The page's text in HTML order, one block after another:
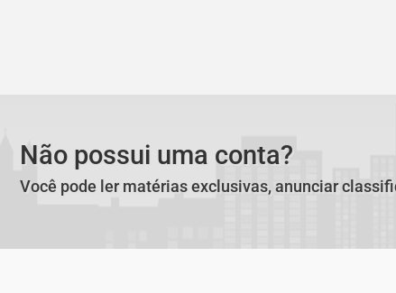
Não possui uma conta?
Você pode ler matérias exclusivas, anunciar